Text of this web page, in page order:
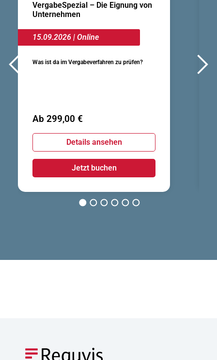
VergabeSpezial – Die Eignung von
Unternehmen
15.09.2026 | Online
Was ist da im Vergabeverfahren zu prüfen?
Ab 299,00 €
Details ansehen
Jetzt buchen
1 2 3 4 5 6